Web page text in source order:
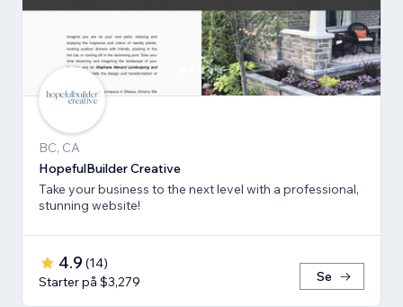
BC, CA
HopefulBuilder Creative
Take your business to the next level with a professional,
stunning website!
4.9 (14)
Starter på $3,279
Se